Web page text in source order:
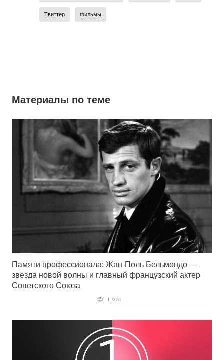
Твиттер фильмы
Материалы по теме
Памяти профессионала: Жан-Поль Бельмондо —
звезда новой волны и главный французский актер
Советского Союза
1 926